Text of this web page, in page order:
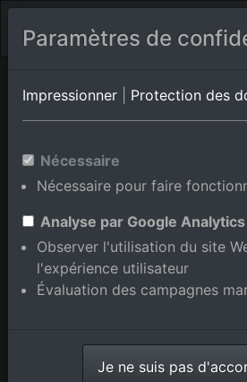
Album de lieux Baden-Baden/
Ajouter au panier int.
Paramètres de
Impressionner Protection des
Nécessaire
Nécessaire pour faire
Analyse par Google Analytics
Observer l'utilisation du site
l'expérience utilisateur
Évaluation des campagnes
Je ne suis pas